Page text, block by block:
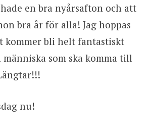
en bra nyårsafton och att
bra år för alla! Jag hoppas
kommer bli helt fantastiskt
som ska komma till
nu!